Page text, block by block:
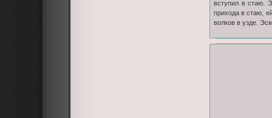
вступил в стаю.
прихода в стаю,
волков в узде.